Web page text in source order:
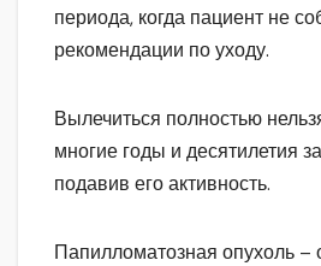
периода, когда пациент не
рекомендации по уходу.
Вылечиться полностью
многие годы и десятилетия
подавив его активность.
Папилломатозная опухоль –